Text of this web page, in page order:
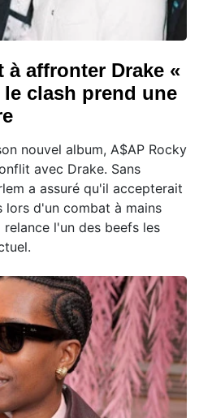
à affronter Drake «
clash prend une
nouvel album, A$AP Rocky
avec Drake. Sans
a assuré qu'il accepterait
d'un combat à mains
l'un des beefs les